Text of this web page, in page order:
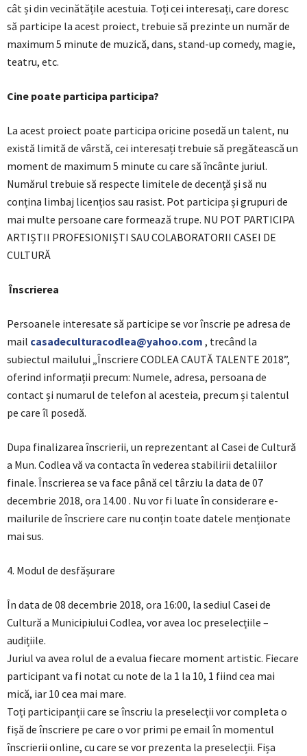
cât și din vecinătățile acestuia. Toți cei interesați, care doresc
să participe la acest proiect, trebuie să prezinte un număr de
maximum 5 minute de muzică, dans, stand-up comedy, magie,
teatru, etc.
Cine poate participa participa?
La acest proiect poate participa oricine posedă un talent, nu
există limită de vârstă, cei interesați trebuie să pregătească un
moment de maximum 5 minute cu care să încânte juriul.
Numărul trebuie să respecte limitele de decență și să nu
conțina limbaj licențios sau rasist. Pot participa și grupuri de
mai multe persoane care formează trupe. NU POT PARTICIPA
ARTIȘTII PROFESIONIȘTI SAU COLABORATORII CASEI DE
CULTURĂ
Înscrierea
Persoanele interesate să participe se vor înscrie pe adresa de
mail casadeculturacodlea@yahoo.com , trecând la
subiectul mailului „Înscriere CODLEA CAUTĂ TALENTE 2018”,
oferind informații precum: Numele, adresa, persoana de
contact și numarul de telefon al acesteia, precum și talentul
pe care îl posedă.
Dupa finalizarea înscrierii, un reprezentant al Casei de Cultură
a Mun. Codlea vă va contacta în vederea stabilirii detaliilor
finale. Înscrierea se va face până cel târziu la data de 07
decembrie 2018, ora 14.00 . Nu vor fi luate în considerare e-
mailurile de înscriere care nu conțin toate datele menționate
mai sus.
4. Modul de desfășurare
În data de 08 decembrie 2018, ora 16:00, la sediul Casei de
Cultură a Municipiului Codlea, vor avea loc preselecțiile –
audițiile.
Juriul va avea rolul de a evalua fiecare moment artistic. Fiecare
participant va fi notat cu note de la 1 la 10, 1 fiind cea mai
mică, iar 10 cea mai mare.
Toți participanții care se înscriu la preselecții vor completa o
fișă de înscriere pe care o vor primi pe email în momentul
înscrierii online, cu care se vor prezenta la preselecții. Fișa